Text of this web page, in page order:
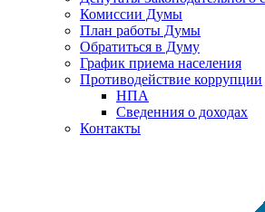
Комиссии Думы
План работы Думы
Обратиться в Думу
График приема населения
Противодействие коррупции
НПА
Сведенния о доходах
Контакты